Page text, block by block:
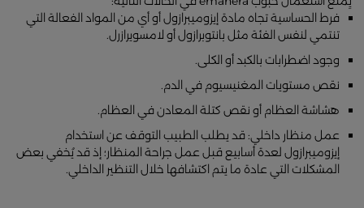
فرط الحساسية تجاه مادة إيزوميبرازول أو أي من المواد الفعالة التي
تنتمي لنفس الفئة مثل بانتوبرازول أو لامسويرازرل.
وجود اضطرابات بالكبد أو الكلى.
نقص مستويات المغنيسيوم في الدم.
هشاشة العظام أو نقص كتلة المعادن في العظام.
عمل منظار داخلي: قد يطلب الطبيب التوقف عن استخدام
إيزوميبرازول لعدة أسابيع قبل عمل جراحة المنظار؛ إذ قد يُخفي بعض
المشكلات التي عادة ما يتم اكتشافها خلال التنظير الداخلي.